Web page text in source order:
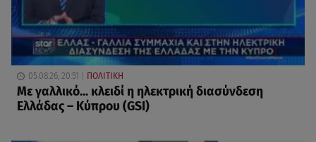
05.08.26, 20:51 ΠΟΛΙΤΙΚΗ
Με γαλλικό... κλειδί η ηλεκτρική διασύνδεση
Ελλάδας – Κύπρου (GSI)